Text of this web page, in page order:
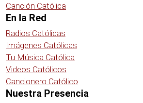
Canción Católica
En la Red
Radios Católicas
Imágenes Católicas
Tu Música Católica
Videos Católicos
Cancionero Católico
Nuestra Presencia